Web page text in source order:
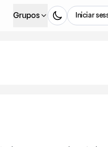
Grupos Iniciar